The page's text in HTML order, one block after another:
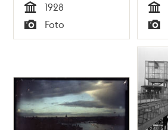
Tid
1928
Typ
Foto Tid
Typ